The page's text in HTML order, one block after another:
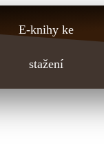
E-knihy ke
stažení